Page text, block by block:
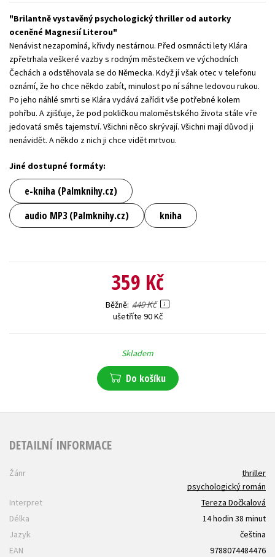
Young adult (SK)
Zahraniční literatura Zdraví a životní styl
Všechny tituly
Brilantně vystavěný psychologický thriller od autorky
oceněné Magnesií Literou
Nenávist nezapomíná, křivdy nestárnou. Před osmnácti lety Klára
zpřetrhala veškeré vazby s rodným městečkem ve východních
Čechách a odstěhovala se do Německa. Když jí však otec v telefonu
oznámí, že ho chce někdo zabít, minulost po ní sáhne ledovou rukou.
Po jeho náhlé smrti se Klára vydává zařídit vše potřebné kolem
pohřbu. A zjišťuje, že pod pokličkou maloměstského života stále vře
jedovatá směs tajemství. Všichni něco skrývají. Všichni mají důvod ji
nenávidět. A někdo z nich ji chce vidět mrtvou.
Jiné dostupné formáty:
e-kniha (Palmknihy.cz)
audio MP3 (Palmknihy.cz)
kniha
359 Kč
Běžně 449 Kč
ušetříte 90 Kč
Skladem
Do košíku
DETAILNÍ INFORMACE
Žánr
thriller
psychologický román
Interpret
Tereza Dočkalová
Délka
14 hodin 38 minut
Jazyk
čeština
EAN
9788074484476